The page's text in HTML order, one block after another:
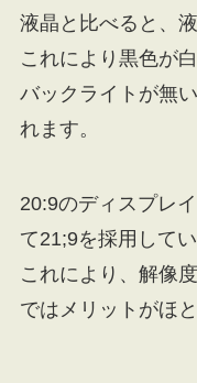
液晶と比べると、
これにより黒色が
バックライトが無
れます。
20:9のディスプレ
て21;9を採用してい
これにより、解像
ではメリットがほ